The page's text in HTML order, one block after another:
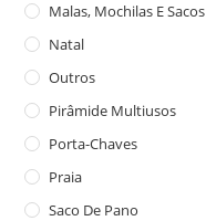
Malas, Mochilas E Sacos
Natal
Outros
Pirâmide Multiusos
Porta-Chaves
Praia
Saco De Pano